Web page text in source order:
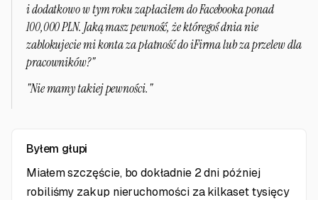
i dodatkowo w tym roku zapłaciłem do Facebooka ponad
100,000 PLN. Jaką masz pewność, że któregoś dnia nie
zablokujecie mi konta za płatność do iFirma lub za przelew dla
pracowników?"
"Nie mamy takiej pewności."
Byłem głupi
Miałem szczęście, bo dokładnie 2 dni później
robiliśmy zakup nieruchomości za kilkaset tysięcy